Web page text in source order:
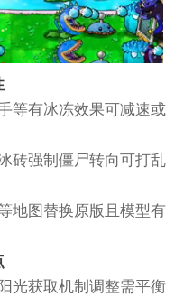
等有冰冻效果可减速或
砖强制僵尸转向可打乱
地图替换原版且模型有
光获取机制调整需平衡